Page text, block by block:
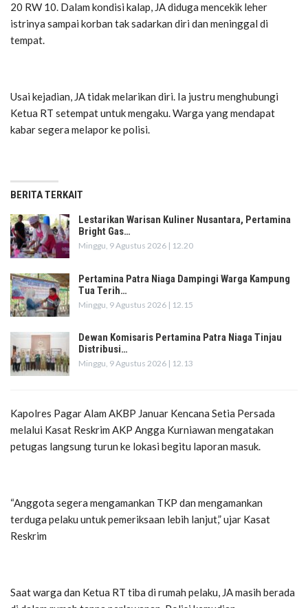
20 RW 10. Dalam kondisi kalap, JA diduga mencekik leher
istrinya sampai korban tak sadarkan diri dan meninggal di
tempat.
Usai kejadian, JA tidak melarikan diri. Ia justru menghubungi
Ketua RT setempat untuk mengaku. Warga yang mendapat
kabar segera melapor ke polisi.
BERITA TERKAIT
Lestarikan Warisan Kuliner Nusantara, Pertamina
Bright Gas…
Minggu, 9 Agustus 2026 | 12.20
Pertamina Patra Niaga Dampingi Warga Kampung
Tua Terih…
Minggu, 9 Agustus 2026 | 12.15
Dewan Komisaris Pertamina Patra Niaga Tinjau
Distribusi…
Minggu, 9 Agustus 2026 | 12.13
Kapolres Pagar Alam AKBP Januar Kencana Setia Persada
melalui Kasat Reskrim AKP Angga Kurniawan mengatakan
petugas langsung turun ke lokasi begitu laporan masuk.
“Anggota segera mengamankan TKP dan mengamankan
terduga pelaku untuk pemeriksaan lebih lanjut,” ujar Kasat
Reskrim
Saat warga dan Ketua RT tiba di rumah pelaku, JA masih berada